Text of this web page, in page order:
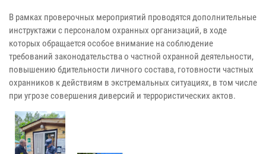
В рамках проверочных мероприятий проводятся дополнительные
инструктажи с персоналом охранных организаций, в ходе
которых обращается особое внимание на соблюдение
требований законодательства о частной охранной деятельности,
повышению бдительности личного состава, готовности частных
охранников к действиям в экстремальных ситуациях, в том числе
при угрозе совершения диверсий и террористических актов.